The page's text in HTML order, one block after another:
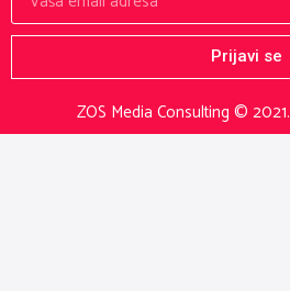
ZOS Media Consulting © 2021.
Prijavi se